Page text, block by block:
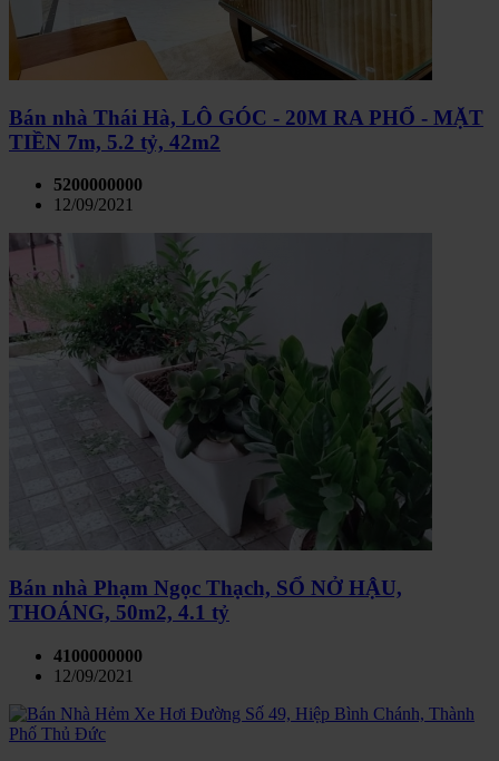
Bán nhà Thái Hà, LÔ GÓC - 20M RA PHỐ - MẶT
TIỀN 7m, 5.2 tỷ, 42m2
5200000000
12/09/2021
Bán nhà Phạm Ngọc Thạch, SỔ NỞ HẬU,
THOÁNG, 50m2, 4.1 tỷ
4100000000
12/09/2021